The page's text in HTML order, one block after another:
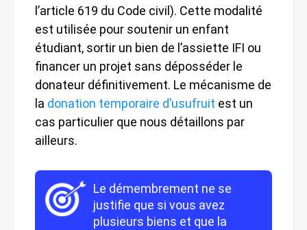
l’article 619 du Code civil). Cette modalité
est utilisée pour soutenir un enfant
étudiant, sortir un bien de l’assiette IFI ou
financer un projet sans déposséder le
donateur définitivement. Le mécanisme de
la donation temporaire d’usufruit est un
cas particulier que nous détaillons par
ailleurs.
Le démembrement ne se
justifie que si vous avez
plusieurs biens et que la